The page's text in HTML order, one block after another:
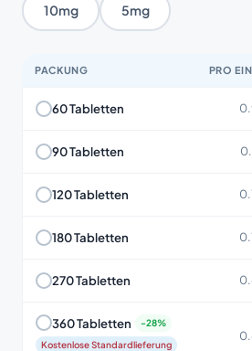
10mg 5mg
PACKUNG PRO
60 Tabletten
90 Tabletten
120 Tabletten
180 Tabletten
270 Tabletten
360 Tabletten
Kostenlose Standardlieferung